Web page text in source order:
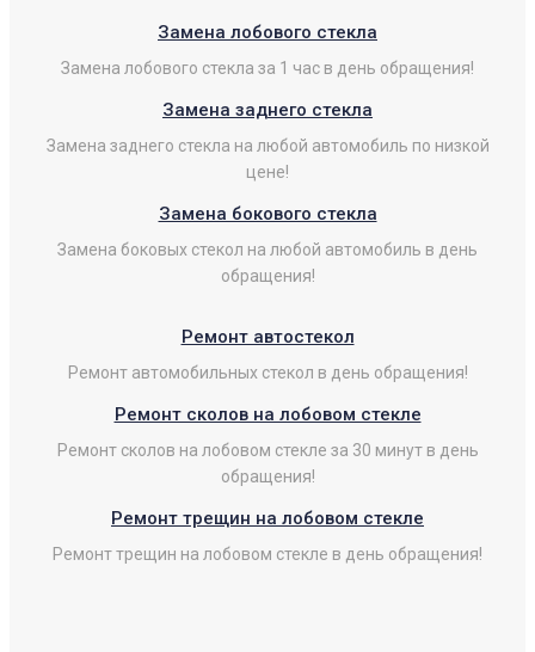
Замена лобового стекла
Замена лобового стекла за 1 час в день обращения!
Замена заднего стекла
Замена заднего стекла на любой автомобиль по низкой
цене!
Замена бокового стекла
Замена боковых стекол на любой автомобиль в день
обращения!
Ремонт автостекол
Ремонт автомобильных стекол в день обращения!
Ремонт сколов на лобовом стекле
Ремонт сколов на лобовом стекле за 30 минут в день
обращения!
Ремонт трещин на лобовом стекле
Ремонт трещин на лобовом стекле в день обращения!